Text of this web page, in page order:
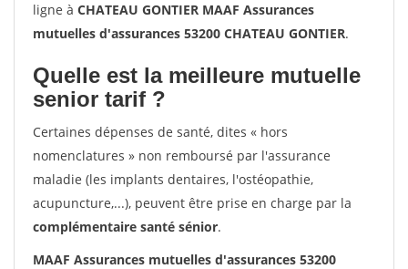
ligne à CHATEAU GONTIER MAAF Assurances
mutuelles d'assurances 53200 CHATEAU GONTIER.
Quelle est la meilleure mutuelle
senior tarif ?
Certaines dépenses de santé, dites « hors
nomenclatures » non remboursé par l'assurance
maladie (les implants dentaires, l'ostéopathie,
acupuncture,...), peuvent être prise en charge par la
complémentaire santé sénior.
MAAF Assurances mutuelles d'assurances 53200